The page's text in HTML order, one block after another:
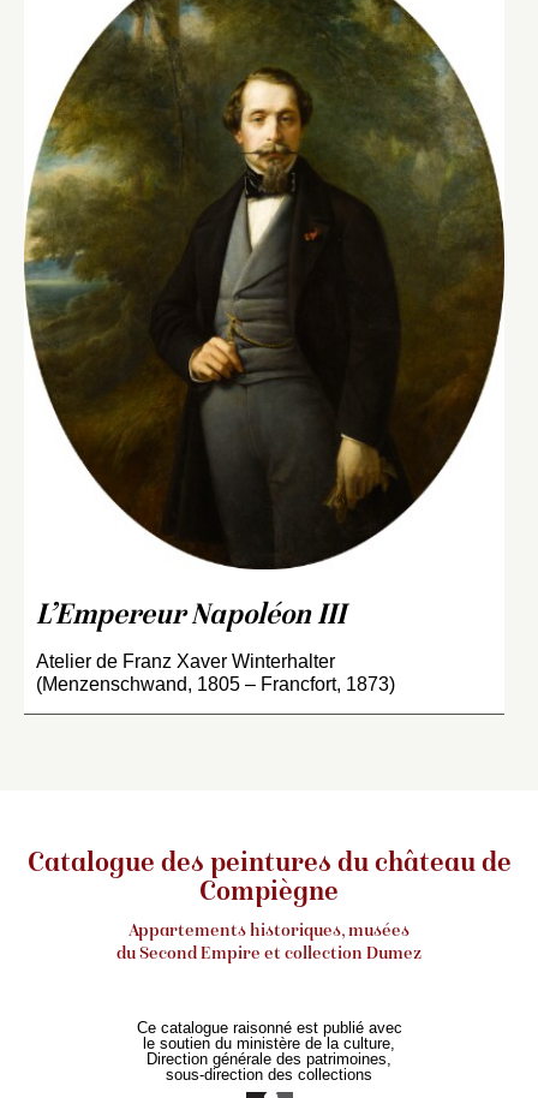
L’Empereur Napoléon III
Atelier de Franz Xaver Winterhalter
(Menzenschwand, 1805 – Francfort, 1873)
Catalogue des peintures du château de
Compiègne
Appartements historiques, musées
du Second Empire et collection Dumez
Ce catalogue raisonné est publié avec
le soutien du ministère de la culture,
Direction générale des patrimoines,
sous-direction des collections